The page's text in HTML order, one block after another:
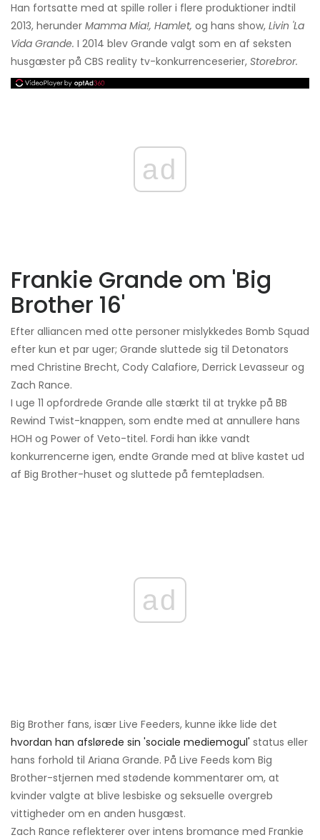
Han fortsatte med at spille roller i flere produktioner indtil
2013, herunder Mamma Mia!, Hamlet, og hans show, Livin 'La
Vida Grande. I 2014 blev Grande valgt som en af ​​seksten
husgæster på CBS reality tv-konkurrenceserier, Storebror.
ad
Frankie Grande om 'Big
Brother 16'
Efter alliancen med otte personer mislykkedes Bomb Squad
efter kun et par uger; Grande sluttede sig til Detonators
med Christine Brecht, Cody Calafiore, Derrick Levasseur og
Zach Rance.
I uge 11 opfordrede Grande alle stærkt til at trykke på BB
Rewind Twist-knappen, som endte med at annullere hans
HOH og Power of Veto-titel. Fordi han ikke vandt
konkurrencerne igen, endte Grande med at blive kastet ud
af Big Brother-huset og sluttede på femtepladsen.
ad
Big Brother fans, især Live Feeders, kunne ikke lide det
hvordan han afslørede sin 'sociale mediemogul' status eller
hans forhold til Ariana Grande. På Live Feeds kom Big
Brother-stjernen med stødende kommentarer om, at
kvinder valgte at blive lesbiske og seksuelle overgreb
vittigheder om en anden husgæst.
Zach Rance reflekterer over intens bromance med Frankie